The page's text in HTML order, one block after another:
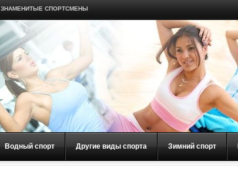
ЗНАМЕНИТЫЕ СПОРТСМЕНЫ
Водный спорт Другие виды спорта Зимний спорт